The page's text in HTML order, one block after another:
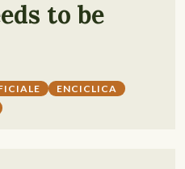
to be
ENCICLICA